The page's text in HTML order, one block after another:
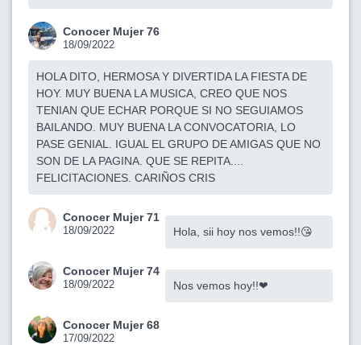
Conocer Mujer 76
18/09/2022
HOLA DITO, HERMOSA Y DIVERTIDA LA FIESTA DE
HOY. MUY BUENA LA MUSICA, CREO QUE NOS
TENIAN QUE ECHAR PORQUE SI NO SEGUIAMOS
BAILANDO. MUY BUENA LA CONVOCATORIA, LO
PASE GENIAL. IGUAL EL GRUPO DE AMIGAS QUE NO
SON DE LA PAGINA. QUE SE REPITA....
FELICITACIONES. CARIÑOS CRIS
Conocer Mujer 71
18/09/2022 Hola, sii hoy nos vemos!!😘
Conocer Mujer 74
18/09/2022 Nos vemos hoy!!❤
Conocer Mujer 68
17/09/2022